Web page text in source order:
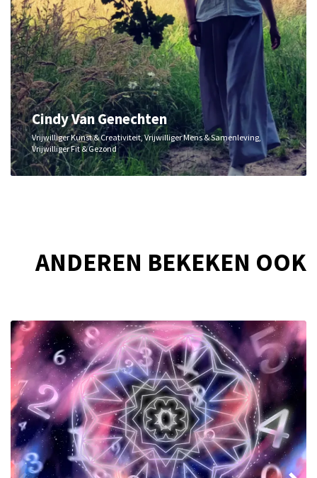
Cindy Van Genechten
Vrijwilliger Kunst & Creativiteit, Vrijwilliger Mens & Samenleving,
Vrijwilliger Fit & Gezond
ANDEREN BEKEKEN OOK